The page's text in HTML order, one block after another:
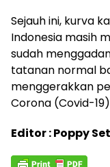
Sejauh ini, kurva
Indonesia masih
sudah
tatanan normal
menggerakkan
Corona (Covid-
Editor : Poppy